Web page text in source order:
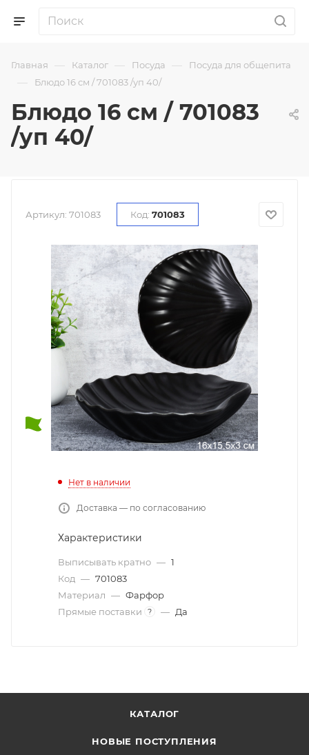
Главная — Каталог — Посуда — Посуда для общепита
— Блюдо 16 см / 701083 /уп 40/
Блюдо 16 см / 701083
/уп 40/
Артикул: 701083 Код: 701083
Нет в наличии
Доставка — по согласованию
Характеристики
Выписывать кратно — 1
Код — 701083
Материал — Фарфор
Прямые поставки
? — Да
КАТАЛОГ
НОВЫЕ ПОСТУПЛЕНИЯ